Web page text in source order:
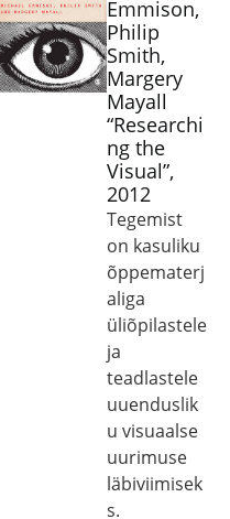
Emmison,
Philip
Smith,
Margery
Mayall
“Researchi
ng the
Visual”,
2012
Tegemist
on kasuliku
õppematerj
aliga
üliõpilastele
ja
teadlastele
uuenduslik
u visuaalse
uurimuse
läbiviimisek
s.